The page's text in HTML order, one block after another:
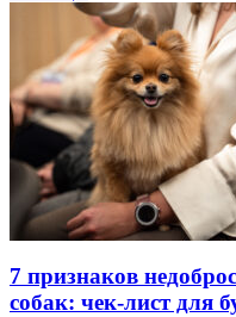
7 признаков
собак: чек-лист для